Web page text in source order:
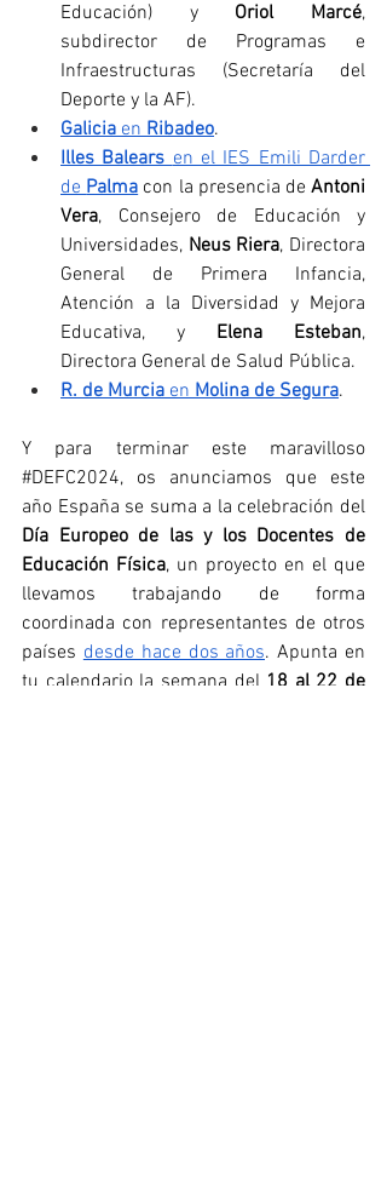
Educación) y Oriol Marcé,
subdirector de Programas e
Infraestructuras (Secretaría del
Deporte y la AF).
Galicia en Ribadeo.
Illes Balears en el IES Emili Darder
de Palma con la presencia de Antoni
Vera, Consejero de Educación y
Universidades, Neus Riera, Directora
General de Primera Infancia,
Atención a la Diversidad y Mejora
Educativa, y Elena Esteban,
Directora General de Salud Pública.
R. de Murcia en Molina de Segura.
#DEFC2024, os anunciamos que este
Día Europeo de las y los Docentes de
Educación Física, un proyecto en el que
llevamos trabajando de forma
coordinada con representantes de otros
países desde hace dos años. Apunta en
tu calendario la semana del 18 al 22 de